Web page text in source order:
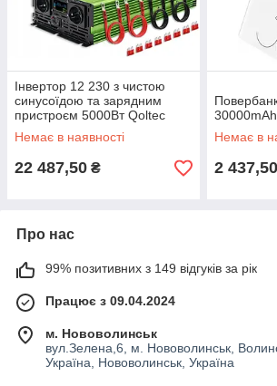
Інвертор 12 230 з чистою
синусоїдою та зарядним
пристроєм 5000Вт Qoltec
(Польща)
Немає в наявності
22 487,50 ₴
Немає в
2 437,50
Про нас
99% позитивних з 149 відгуків за рік
Працює з 09.04.2024
м. Нововолинськ
вул.Зелена,6, м. Нововолинськ,
Україна, Нововолинськ, Україна